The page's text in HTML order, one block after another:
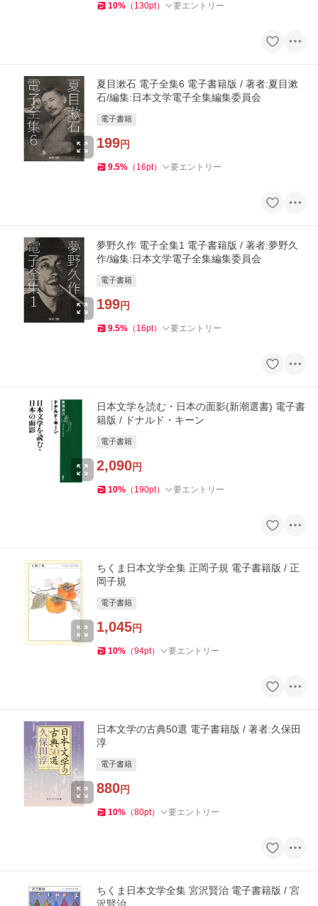
10% （ 130pt） 要エントリー
夏目漱石 電子全集6 電子書籍版 / 著者:夏目漱
石/編集:日本文学電子全集編集委員会
電子書籍
199円
9.5% （ 16pt） 要エントリー
夢野久作 電子全集1 電子書籍版 / 著者:夢野久
作/編集:日本文学電子全集編集委員会
電子書籍
199円
9.5% （ 16pt） 要エントリー
日本文学を読む・日本の面影(新潮選書) 電子書
籍版 / ドナルド・キーン
電子書籍
2,090円
10% （ 190pt） 要エントリー
ちくま日本文学全集 正岡子規 電子書籍版 / 正
岡子規
電子書籍
1,045円
10% （94pt） 要エントリー
日本文学の古典50選 電子書籍版 / 著者:久保田
淳
電子書籍
880円
10% （80pt） 要エントリー
ちくま日本文学全集 宮沢賢治 電子書籍版 / 宮